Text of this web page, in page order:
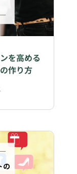
を高める
作り方